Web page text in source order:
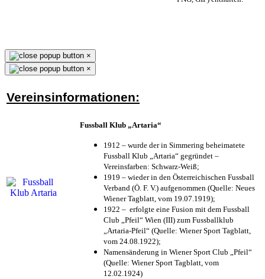
×
×
Vereinsinformationen:
Fussball Klub „Artaria“
1912 – wurde der in Simmering beheimatete
Fussball Klub „Artaria“ gegründet –
Vereinsfarben: Schwarz-Weiß;
1919 – wieder in den Österreichischen Fussball
Verband (Ö. F. V.) aufgenommen (Quelle: Neues
Wiener Tagblatt, vom 19.07.1919);
1922 – erfolgte eine Fusion mit dem Fussball
Club „Pfeil“ Wien (III) zum Fussballklub
„Artaria-Pfeil“ (Quelle: Wiener Sport Tagblatt,
vom 24.08.1922);
Namensänderung in Wiener Sport Club „Pfeil“
(Quelle: Wiener Sport Tagblatt, vom
12.02.1924)